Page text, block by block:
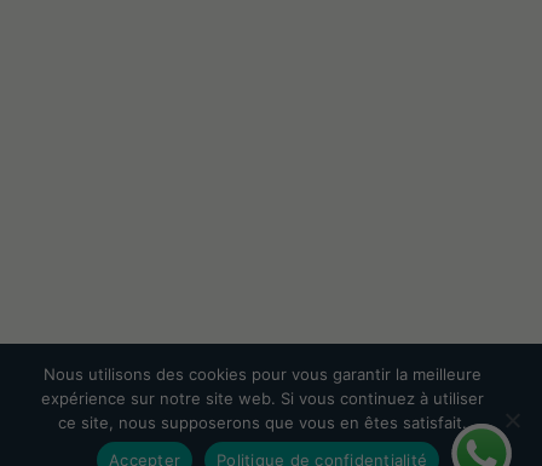
Nous utilisons des cookies pour vous garantir la meilleure
expérience sur notre site web. Si vous continuez à utiliser
ce site, nous supposerons que vous en êtes satisfait.
Accepter
Politique de confidentialité